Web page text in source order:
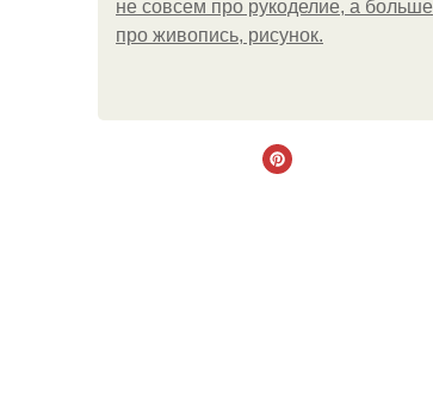
не совсем про рукоделие, а больше
про живопись, рисунок.